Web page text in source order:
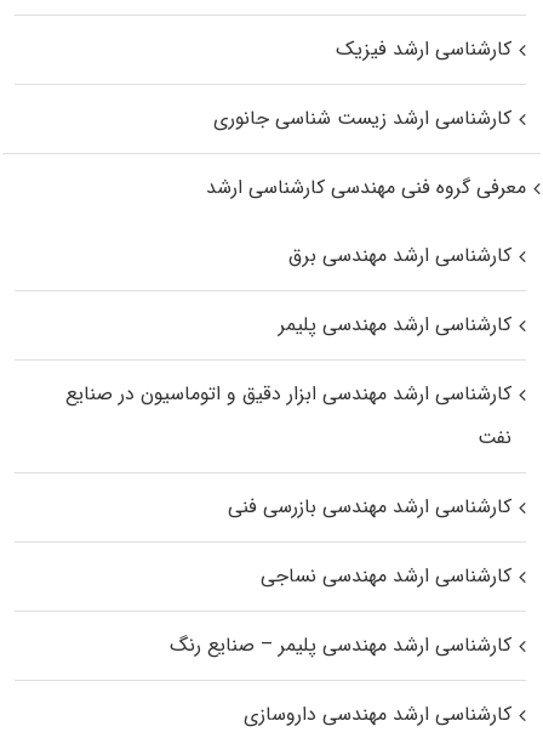
کارشناسی ارشد فیزیک
کارشناسی ارشد زیست‌ شناسی جانوری
معرفی گروه فنی مهندسی کارشناسی ارشد
کارشناسی ارشد مهندسی برق
کارشناسی ارشد مهندسی پلیمر
کارشناسی ارشد مهندسی ابزار دقیق و اتوماسیون در صنایع
نفت
کارشناسی ارشد مهندسی بازرسی فنی
کارشناسی ارشد مهندسی نساجی
کارشناسی ارشد مهندسی پلیمر – صنایع رنگ
کارشناسی ارشد مهندسی داروسازی